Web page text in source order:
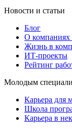
Новости и статьи
Блог
О компаниях
Жизнь в
ИТ-проекты
Рейтинг
Молодым
Карьера для
Школа
Карьера в